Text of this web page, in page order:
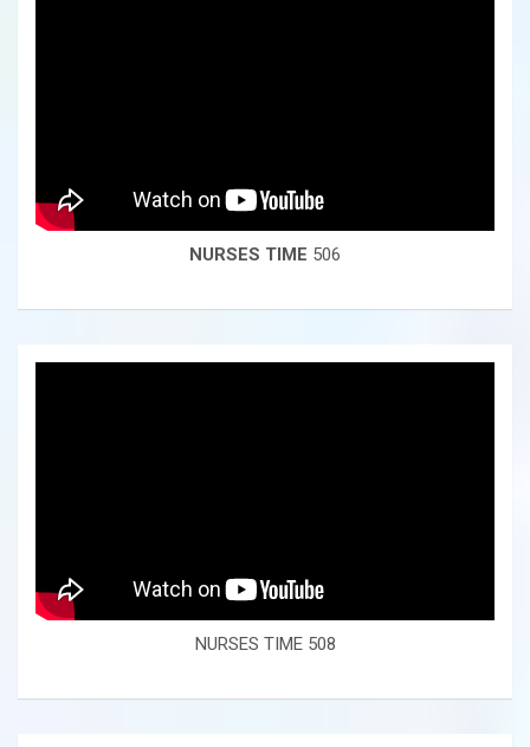
NURSES TIME 506
NURSES TIME 508